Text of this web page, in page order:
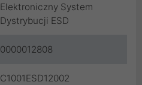
Elektroniczny System
Dystrybucji ESD
0000012808
C1001ESD12002